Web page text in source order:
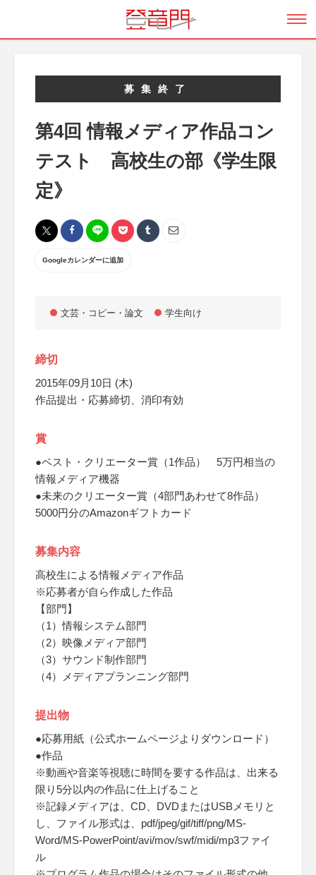
募集終了
第4回 情報メディア作品コン
テスト 高校生の部《学生限
定》
Googleカレンダーに追加
文芸・コピー・論文 学生向け
締切
2015年09月10日 (木)
作品提出・応募締切、消印有効
賞
●ベスト・クリエーター賞（1作品） 5万円相当の
情報メディア機器
●未来のクリエーター賞（4部門あわせて8作品）
5000円分のAmazonギフトカード
募集内容
高校生による情報メディア作品
※応募者が自ら作成した作品
【部門】
（1）情報システム部門
（2）映像メディア部門
（3）サウンド制作部門
（4）メディアプランニング部門
提出物
●応募用紙（公式ホームページよりダウンロード）
●作品
※動画や音楽等視聴に時間を要する作品は、出来る
限り5分以内の作品に仕上げること
※記録メディアは、CD、DVDまたはUSBメモリと
し、ファイル形式は、pdf/jpeg/gif/tiff/png/MS-
Word/MS-PowerPoint/avi/mov/swf/midi/mp3ファイ
ル